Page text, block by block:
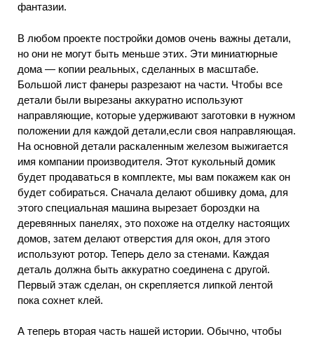
фантазии.
В любом проекте постройки домов очень важны детали,
но они не могут быть меньше этих. Эти миниатюрные
дома — копии реальных, сделанных в масштабе.
Большой лист фанеры разрезают на части. Чтобы все
детали были вырезаны аккуратно используют
направляющие, которые удерживают заготовки в нужном
положении для каждой детали,если своя направляющая.
На основной детали раскаленным железом выжигается
имя компании производителя. Этот кукольный домик
будет продаваться в комплекте, мы вам покажем как он
будет собираться. Сначала делают обшивку дома, для
этого специальная машина вырезает бороздки на
деревянных панелях, это похоже на отделку настоящих
домов, затем делают отверстия для окон, для этого
используют ротор. Теперь дело за стенами. Каждая
деталь должна быть аккуратно соединена с другой.
Первый этаж сделан, он скрепляется липкой лентой
пока сохнет клей.
А теперь вторая часть нашей истории. Обычно, чтобы